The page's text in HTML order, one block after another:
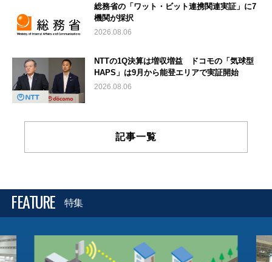
総務省の「ワット・ビット連携関連実証」に7
機関が採択
2026.08.06
NTTの1Q決算は増収増益 ドコモの「気球型
HAPS」は9月から能登エリアで実証開始
2026.08.06
記事一覧
FEATURE 特集